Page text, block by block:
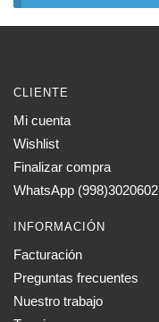
CLIENTE
Mi cuenta
Wishlist
Finalizar compra
WhatsApp (998)3020602
INFORMACIÓN
Facturación
Preguntas frecuentes
Nuestro trabajo